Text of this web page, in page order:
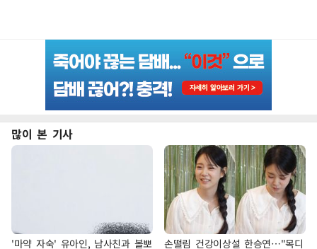
많이 본 기사
'마약 자숙' 유아인, 남사친과 볼뽀
손떨림 건강이상설 한승연…"목디